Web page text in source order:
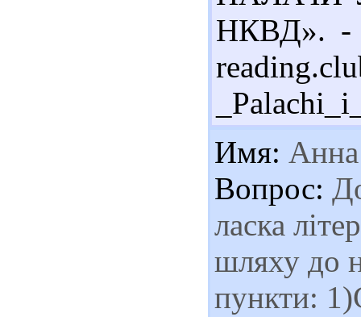
НКВД». -
Имя: Анна
Вопрос:
ласка
шляху до
пункти: